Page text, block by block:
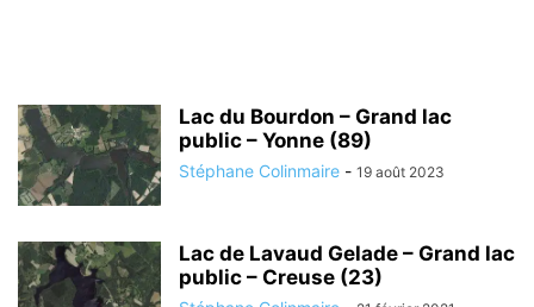
Lac du Bourdon – Grand lac
public – Yonne (89)
Stéphane Colinmaire - 19 août 2023
Lac de Lavaud Gelade – Grand lac
public – Creuse (23)